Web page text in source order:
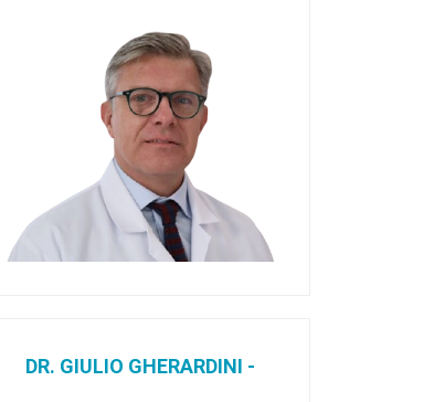
DR. GIULIO GHERARDINI -